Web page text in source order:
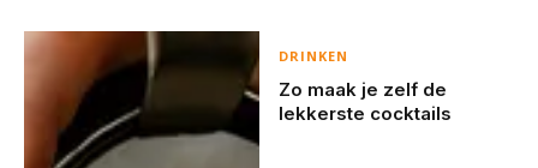
DRINKEN
Zo maak je zelf de
lekkerste cocktails